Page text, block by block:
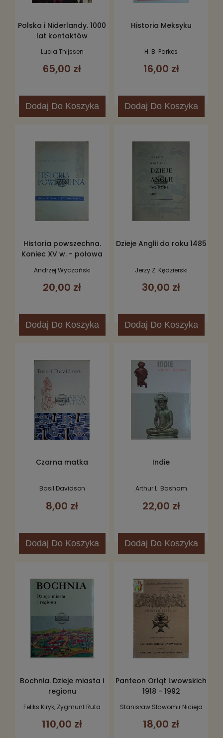
Polska i Niderlandy. 1000
lat kontaktów
Lucia Thijssen
65,00 zł
Dodaj Do Koszyka
Historia Meksyku
H. B. Parkes
16,00 zł
Dodaj Do Koszyka
Historia powszechna.
Koniec XV w. - połowa
Andrzej Wyczański
20,00 zł
Dodaj Do Koszyka
Dzieje Anglii do roku 1485
Jerzy Z. Kędzierski
30,00 zł
Dodaj Do Koszyka
Czarna matka
Basil Davidson
8,00 zł
Dodaj Do Koszyka
Indie
Arthur L. Basham
22,00 zł
Dodaj Do Koszyka
Bochnia. Dzieje miasta i
regionu
Feliks Kiryk, Zygmunt Ruta
110,00 zł
Panteon Orląt Lwowskich
1918 - 1992
Stanisław Sławomir Nicieja
18,00 zł